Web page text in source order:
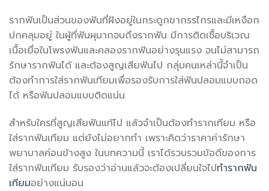
รากฟันเป็นส่วนของฟันที่ฝังอยู่ในกระดูกขากรรไกรและมีเหงือก
ปกคลุมอยู่ ในผู้ที่ฟันผุมากจนถึงรากฟัน มีการติดเชื้อบริเวณ
เนื้อเยื่อในโพรงฟันและคลองรากฟันอย่างรุนแรง จนไม่สามารถ
รักษารากฟันได้ และต้องสูญเสียฟันไป กลุ่มคนเหล่านี้จำเป็น
ต้องทำการใส่รากฟันเทียมเพื่อรองรับการใส่ฟันปลอมแบบถอด
ได้ หรือฟันปลอมแบบติดแน่น
สำหรับใครที่สูญเสียฟันแท้ไป แล้วจำเป็นต้องทำรากเทียม หรือ
ใส่รากฟันเทียม แต่ยังไม่อยากทำ เพราะคิดว่าราคาค่ารักษา
พยาบาลค่อนข้างสูง ในบทความนี้ เราได้รวบรวมข้อดีของการ
ใส่รากฟันเทียม รับรองว่าอ่านแล้วจะต้องเปลี่ยนใจไปทำรากฟัน
เทียมอย่างแน่นอน